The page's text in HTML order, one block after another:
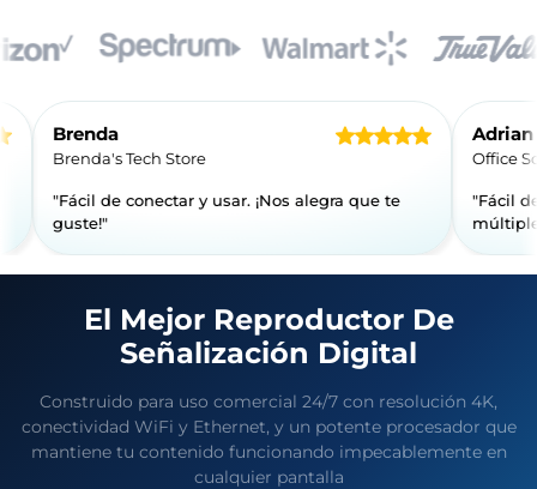
Reseñas de Clientes
usar."
"Fácil de conectar y usar. ¡Nos
El Mejor Reproductor De
Señalización Digital
Construido para uso comercial 24/7 con resolución 4K,
conectividad WiFi y Ethernet, y un potente procesador que
mantiene tu contenido funcionando impecablemente en
cualquier pantalla